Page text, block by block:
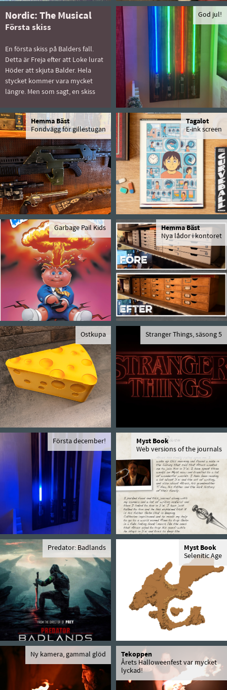
Nordic: The Musical
Första skiss
En första skiss på Balders fall.
Detta är Freja efter att Loke lurat
Höder att skjuta Balder. Hela
stycket kommer vara mycket
längre. Men som sagt, en skiss
God jul!
Hemma Bäst
Fondvägg för gillestugan
Tagalot
E-ink screen
Garbage Pail Kids
Hemma Bäst
Nya lådor i kontoret
Ostkupa Stranger Things, säsong 5
Första december!
Myst Book
Web versions of the journals
Predator: Badlands
Myst Book
Selenitic Age
Ny kamera, gammal glöd
Tekoppen
Årets Halloweenfest var mycket
lyckad!